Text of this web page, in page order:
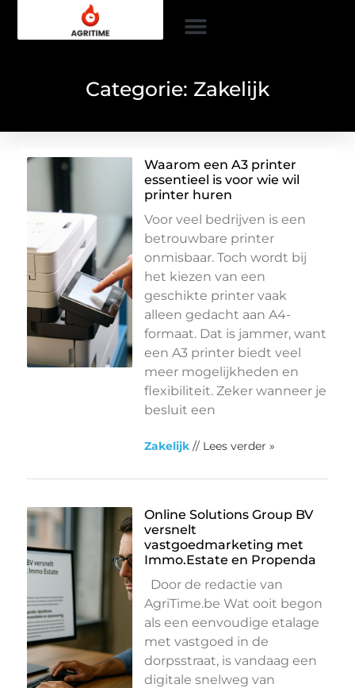
Categorie: Zakelijk
Waarom een A3 printer
essentieel is voor wie wil
printer huren
Voor veel bedrijven is een
betrouwbare printer
onmisbaar. Toch wordt bij
het kiezen van een
geschikte printer vaak
alleen gedacht aan A4-
formaat. Dat is jammer, want
een A3 printer biedt veel
meer mogelijkheden en
flexibiliteit. Zeker wanneer je
besluit een
Zakelijk // Lees verder »
Online Solutions Group BV
versnelt
vastgoedmarketing met
Immo.Estate en Propenda
Door de redactie van
AgriTime.be Wat ooit begon
als een eenvoudige etalage
met vastgoed in de
dorpsstraat, is vandaag een
digitale snelweg van